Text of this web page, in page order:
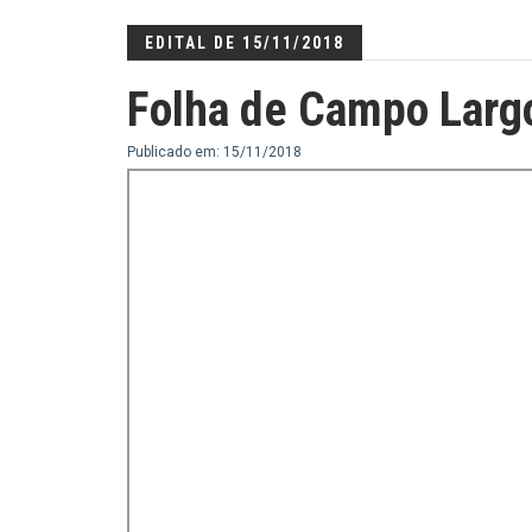
EDITAL DE 15/11/2018
Folha de Campo
Publicado em: 15/11/2018